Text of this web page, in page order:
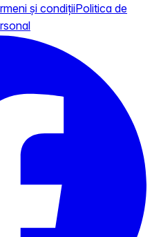
și condițiiPolitica de